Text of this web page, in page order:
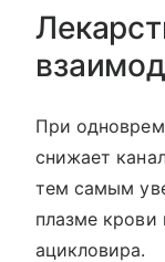
При
снижает
тем самым
плазме крови
ацикловира.